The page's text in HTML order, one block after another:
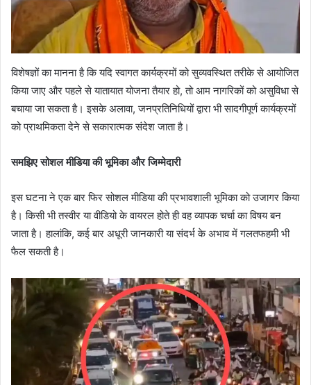
विशेषज्ञों का मानना है कि यदि स्वागत कार्यक्रमों को सुव्यवस्थित तरीके से आयोजित
किया जाए और पहले से यातायात योजना तैयार हो, तो आम नागरिकों को असुविधा से
बचाया जा सकता है। इसके अलावा, जनप्रतिनिधियों द्वारा भी सादगीपूर्ण कार्यक्रमों
को प्राथमिकता देने से सकारात्मक संदेश जाता है।
समझिए सोशल मीडिया की भूमिका और जिम्मेदारी
इस घटना ने एक बार फिर सोशल मीडिया की प्रभावशाली भूमिका को उजागर किया
है। किसी भी तस्वीर या वीडियो के वायरल होते ही वह व्यापक चर्चा का विषय बन
जाता है। हालांकि, कई बार अधूरी जानकारी या संदर्भ के अभाव में गलतफहमी भी
फैल सकती है।